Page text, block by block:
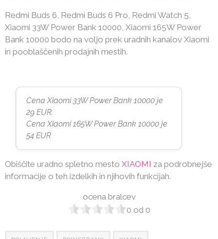
Redmi Buds 6, Redmi Buds 6 Pro, Redmi Watch 5,
Xiaomi 33W Power Bank 10000, Xiaomi 165W Power
Bank 10000 bodo na voljo prek uradnih kanalov Xiaomi
in pooblaščenih prodajnih mestih.
Cena Xiaomi 33W Power Bank 10000 je
29 EUR.
Cena Xiaomi 165W Power Bank 10000 je
54 EUR
Obiščite uradno spletno mesto XIAOMI za podrobnejše
informacije o teh izdelkih in njihovih funkcijah.
ocena bralcev
0 od 0